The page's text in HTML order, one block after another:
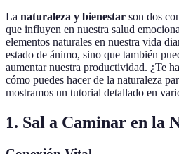
La naturaleza y bienestar son dos
que influyen en nuestra salud
elementos naturales en nuestra vida
estado de ánimo, sino que también
aumentar nuestra productividad. ¿Te
cómo puedes hacer de la naturaleza
mostramos un tutorial detallado en
1. Sal a Caminar en la